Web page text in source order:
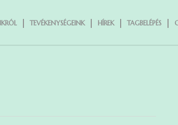
TEVÉKENYSÉGEINK HÍREK TAGBELÉPÉS